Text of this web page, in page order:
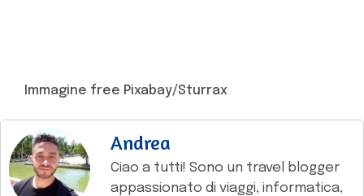
Immagine free Pixabay/Sturrax
Andrea
Ciao a tutti! Sono un travel blogger
appassionato di viaggi, informatica,